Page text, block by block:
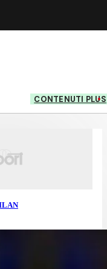
CONTENUTI PLUS